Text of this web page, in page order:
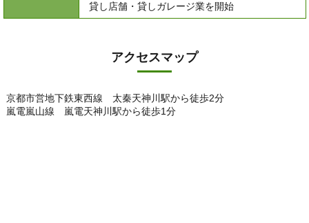
貸し店舗・貸しガレージ業を開始
アクセスマップ
京都市営地下鉄東西線 太秦天神川駅から徒歩2分
嵐電嵐山線 嵐電天神川駅から徒歩1分